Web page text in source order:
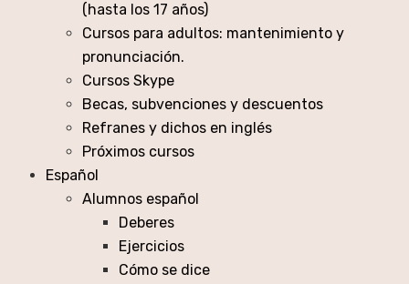
(hasta los 17 años)
Cursos para adultos: mantenimiento y
pronunciación.
Cursos Skype
Becas, subvenciones y descuentos
Refranes y dichos en inglés
Próximos cursos
Español
Alumnos español
Deberes
Ejercicios
Cómo se dice